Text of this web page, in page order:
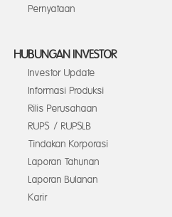
Pernyataan
HUBUNGAN INVESTOR
Investor Update
Informasi Produksi
Rilis Perusahaan
RUPS / RUPSLB
Tindakan Korporasi
Laporan Tahunan
Laporan Bulanan
Karir